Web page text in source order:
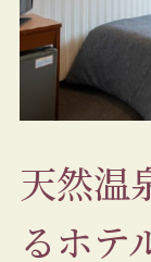
天然温
るホテ